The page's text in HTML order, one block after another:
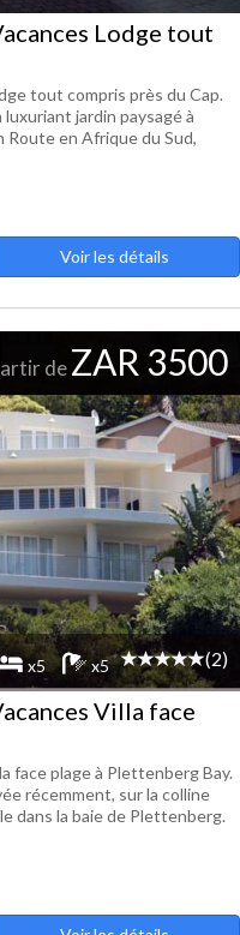
Lodge tout
tout compris près du Cap.
jardin paysagé à
Route en Afrique du Sud,
Voir les détails
deZAR 3500
x5 x5 (2)
Villa face
face plage à Plettenberg Bay.
récemment, sur la colline
dans la baie de Plettenberg.